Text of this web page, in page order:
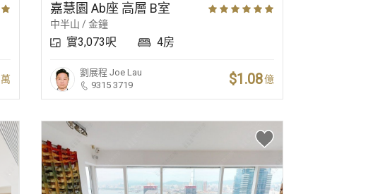
萬
嘉慧園 Ab座 高層 B室
中半山 / 金鐘
實3,073呎 4房
劉展程 Joe Lau
9315 3719
$1.08億